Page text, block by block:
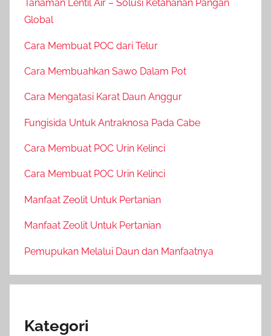
Tanaman Lentil Air – Solusi Ketahanan Pangan
Global
Cara Membuat POC dari Telur
Cara Membuahkan Sawo Dalam Pot
Cara Mengatasi Karat Daun Anggur
Fungisida Untuk Antraknosa Pada Cabe
Cara Membuat POC Urin Kelinci
Cara Membuat POC Urin Kelinci
Manfaat Zeolit Untuk Pertanian
Manfaat Zeolit Untuk Pertanian
Pemupukan Melalui Daun dan Manfaatnya
Kategori